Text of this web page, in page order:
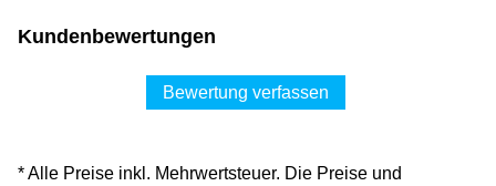
Kundenbewertungen
Bewertung verfassen
* Alle Preise inkl. Mehrwertsteuer. Die Preise und